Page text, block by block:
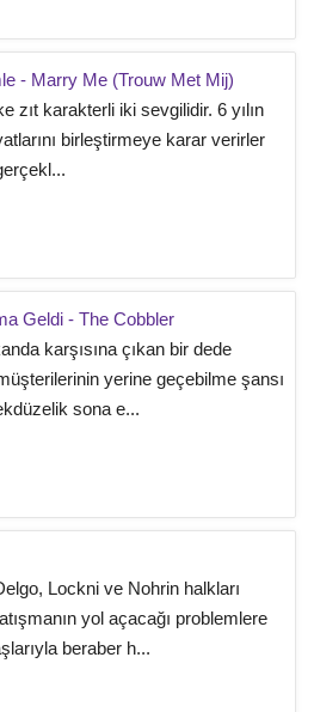
- Marry Me (Trouw Met Mij)
zıt karakterli iki sevgilidir. 6 yılın
birleştirmeye karar verirler
Geldi - The Cobbler
karşısına çıkan bir dede
yerine geçebilme şansı
sona e...
Lockni ve Nohrin halkları
yol açacağı problemlere
beraber h...